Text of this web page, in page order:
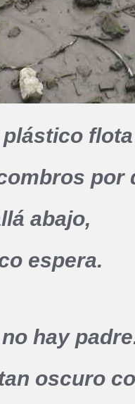
por
abajo,
espera.
hay
oscuro